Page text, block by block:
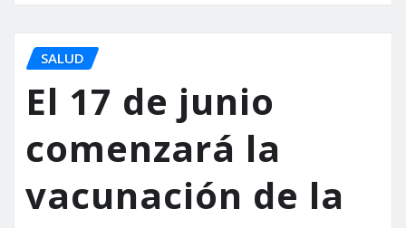
SALUD
El 17 de junio
comenzará la
vacunación de la